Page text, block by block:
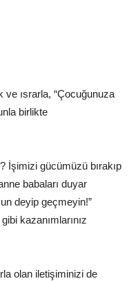
ısrarla, “Çocuğunuza
birlikte
gücümüzü bırakıp
babaları duyar
deyip geçmeyin!”
kazanımlarınız
olan iletişiminizi de